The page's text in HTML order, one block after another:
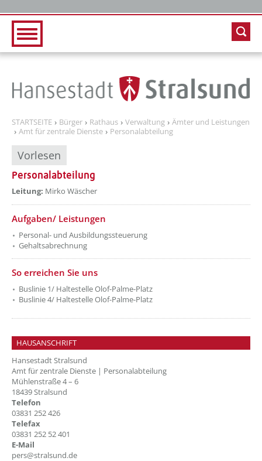
STARTSEITE Bürger Rathaus Verwaltung
Ämter und Leistungen
Amt für zentrale Dienste
Personalabteilung
Vorlesen
Personalabteilung
Leitung: Mirko Wäscher
Aufgaben/ Leistungen
Personal- und Ausbildungssteuerung
Gehaltsabrechnung
So erreichen Sie uns
Buslinie 1/ Haltestelle Olof-Palme-Platz
Buslinie 4/ Haltestelle Olof-Palme-Platz
HAUSANSCHRIFT
Hansestadt Stralsund
Amt für zentrale Dienste | Personalabteilung
Mühlenstraße 4 – 6
18439 Stralsund
Telefon
03831 252 426
Telefax
03831 252 52 401
E-Mail
pers@stralsund.de